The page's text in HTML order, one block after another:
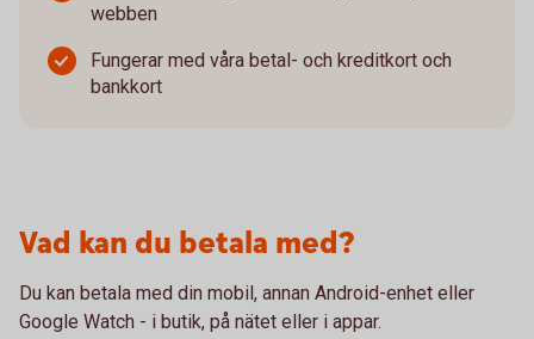
webben
Fungerar med våra betal- och kreditkort och
bankkort
Vad kan du betala med?
Du kan betala med din mobil, annan Android-enhet eller
Google Watch - i butik, på nätet eller i appar.